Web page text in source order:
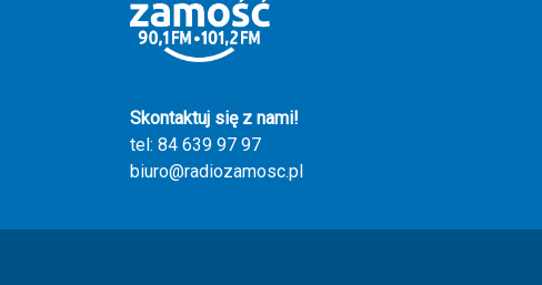
Skontaktuj się z nami!
tel: 84 639 97 97
biuro@radiozamosc.pl